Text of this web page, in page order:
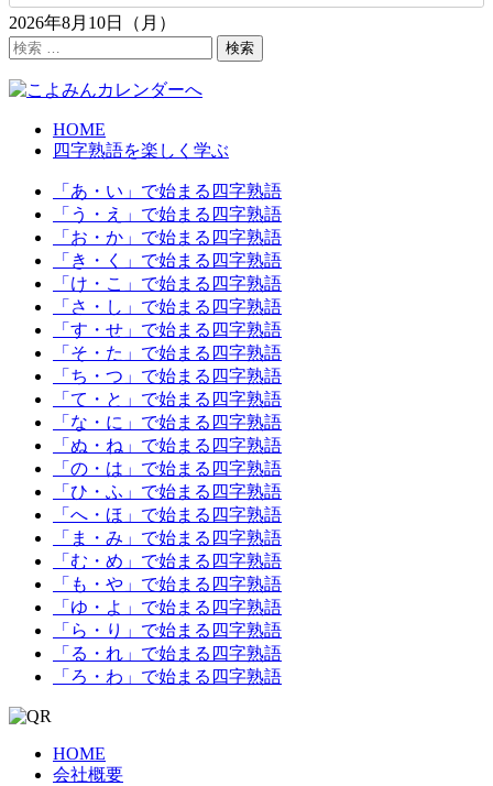
2026年8月10日（月）
検
検索
HOME
四字熟語を楽しく学ぶ
「あ・い」で始まる四字熟語
「う・え」で始まる四字熟語
「お・か」で始まる四字熟語
「き・く」で始まる四字熟語
「け・こ」で始まる四字熟語
「さ・し」で始まる四字熟語
「す・せ」で始まる四字熟語
「そ・た」で始まる四字熟語
「ち・つ」で始まる四字熟語
「て・と」で始まる四字熟語
「な・に」で始まる四字熟語
「ぬ・ね」で始まる四字熟語
「の・は」で始まる四字熟語
「ひ・ふ」で始まる四字熟語
「へ・ほ」で始まる四字熟語
「ま・み」で始まる四字熟語
「む・め」で始まる四字熟語
「も・や」で始まる四字熟語
「ゆ・よ」で始まる四字熟語
「ら・り」で始まる四字熟語
「る・れ」で始まる四字熟語
「ろ・わ」で始まる四字熟語
HOME
会社概要